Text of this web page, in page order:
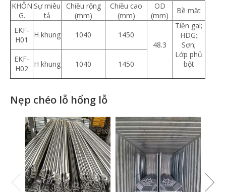
KHÔN
G.
Sự miêu
tả
Chiều rộng
(mm)
Chiều cao
(mm)
OD
(mm)
Bề mặt
EKF-
H01
H khung 1040
1450
48.3
Tiền gal;
HDG;
Sơn;
Lớp phủ
bột
EKF-
H02
H khung 1040 1450
Nẹp chéo lỗ hổng lỗ